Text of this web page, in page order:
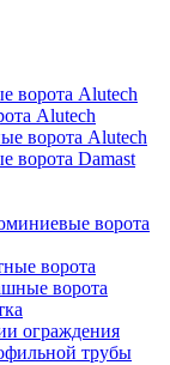
ворота Alutech
Alutech
ворота Alutech
ворота Damast
ворота
ворота
ворота
ограждения
трубы